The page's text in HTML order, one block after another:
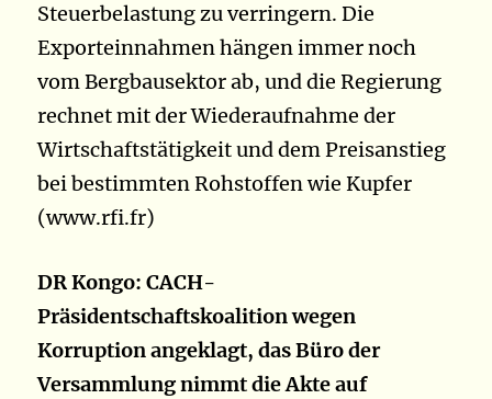
Steuerbelastung zu verringern. Die
Exporteinnahmen hängen immer noch
vom Bergbausektor ab, und die Regierung
rechnet mit der Wiederaufnahme der
Wirtschaftstätigkeit und dem Preisanstieg
bei bestimmten Rohstoffen wie Kupfer
(www.rfi.fr)
DR Kongo: CACH-
Präsidentschaftskoalition wegen
Korruption angeklagt, das Büro der
Versammlung nimmt die Akte auf